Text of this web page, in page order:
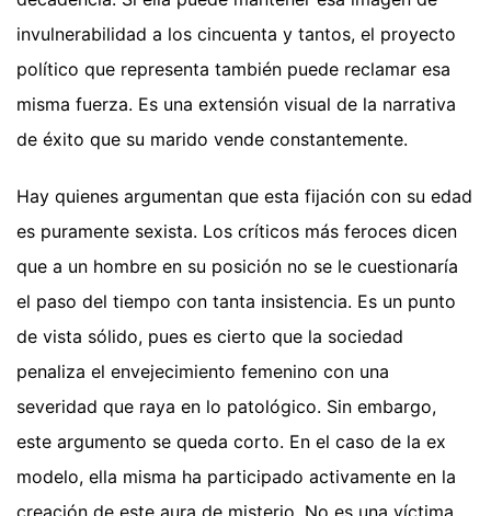
invulnerabilidad a los cincuenta y tantos, el proyecto
político que representa también puede reclamar esa
misma fuerza. Es una extensión visual de la narrativa
de éxito que su marido vende constantemente.
Hay quienes argumentan que esta fijación con su edad
es puramente sexista. Los críticos más feroces dicen
que a un hombre en su posición no se le cuestionaría
el paso del tiempo con tanta insistencia. Es un punto
de vista sólido, pues es cierto que la sociedad
penaliza el envejecimiento femenino con una
severidad que raya en lo patológico. Sin embargo,
este argumento se queda corto. En el caso de la ex
modelo, ella misma ha participado activamente en la
creación de este aura de misterio. No es una víctima